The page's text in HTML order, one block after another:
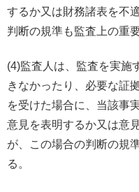
するか又は財務諸表を不
判断の規準も監査上の重
(4)監査人は、監査を実施
きなかったり、必要な証
を受けた場合に、当該事
意見を表明するか又は意
が、この場合の判断の規
る。